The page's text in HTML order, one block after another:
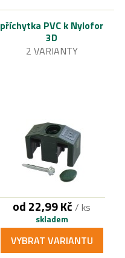
příchytka PVC k Nylofor
3D
2 VARIANTY
od 22,99 Kč / ks
skladem
VYBRAT VARIANTU